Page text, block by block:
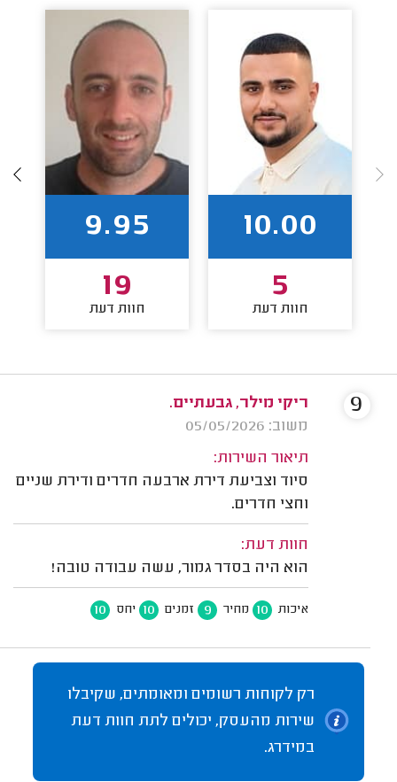
10.00
5
חוות דעת
9.95
19
חוות דעת
ריקי מילר, גבעתיים.
משוב: 05/05/2026
תיאור השירות:
סיוד וצביעת דירת ארבעה חדרים ודירת שניים
וחצי חדרים.
חוות דעת:
הוא היה בסדר גמור, עשה עבודה טובה!
איכות 10 מחיר 9 זמנים 10 יחס 10
9
רק לקוחות רשומים ומאומתים, שקיבלו
שירות מהעסק, יכולים לתת חוות דעת
במידרג.